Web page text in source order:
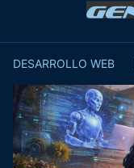
DESARROLLO WEB